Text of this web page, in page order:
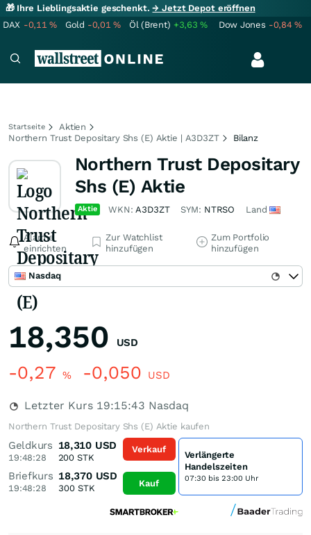
🎁 Ihre Lieblingsaktie geschenkt.→ Jetzt Depot eröffnen
DAX -0,11% Gold -0,01% Öl (Brent) +3,63% Dow Jones -0,84%
Startseite
Aktien
Northern Trust Depositary Shs (E) Aktie | A3D3ZT
Bilanz
Northern Trust Depositary
Shs (E) Aktie
Aktie WKN:A3D3ZT SYM: NTRSO Land
Alarme
einrichten
Zur Watchlist
hinzufügen
Zum Portfolio
hinzufügen
Nasdaq
18,350 USD
-0,27 % -0,050 USD
Letzter Kurs 19:15:43 Nasdaq
Northern Trust Depositary Shs (E) Aktie kaufen
Geldkurs
19:48:28
18,310 USD
200 STK
Briefkurs
19:48:28
18,370 USD
300STK
Verkauf
Kauf
Verlängerte
Handelszeiten
07:30 bis 23:00 Uhr